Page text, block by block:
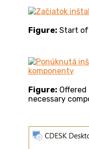
Figure: Start of
Figure:
necessary